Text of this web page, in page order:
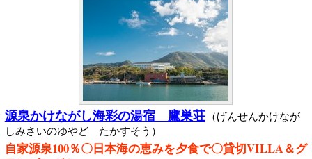
源泉かけながし海彩の湯宿 鷹巣荘 （げんせんかけなが
しみさいのゆやど たかすそう）
自家源泉100％〇日本海の恵みを夕食で〇貸切VILLA＆グ